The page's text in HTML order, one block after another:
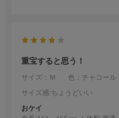
重宝すると思う！
サイズ：Ｍ
色：チャコール
サイズ感:ちょうどいい
おケイ